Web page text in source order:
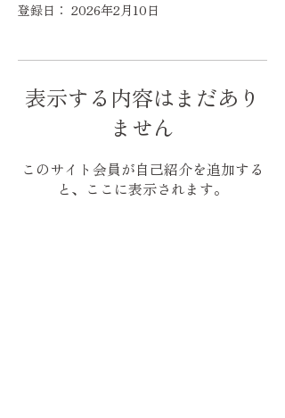
登録日： 2026年2月10日
表示する内容はまだあり
ません
このサイト会員が自己紹介を追加する
と、ここに表示されます。